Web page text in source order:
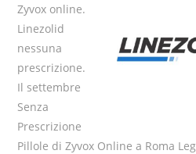
Zyvox online.
Linezolid
nessuna
prescrizione.
Il settembre
Senza
Prescrizione
Pillole di Zyvox Online a Roma